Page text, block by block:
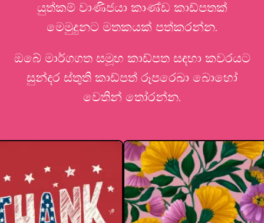
යුත්කම් වාණිජයා කාණ්ඩ කාඩ්පතක්
මෙමුදුනට මතකයක් පත්කරන්න.
ඔබේ මාර්ගගත සමූහ කාඩ්පත සඳහා කවරයට
සුන්දර ස්තුති කාඩ්පත් රූපරෙඛා බොහෝ
වෙතින් තෝරන්න.